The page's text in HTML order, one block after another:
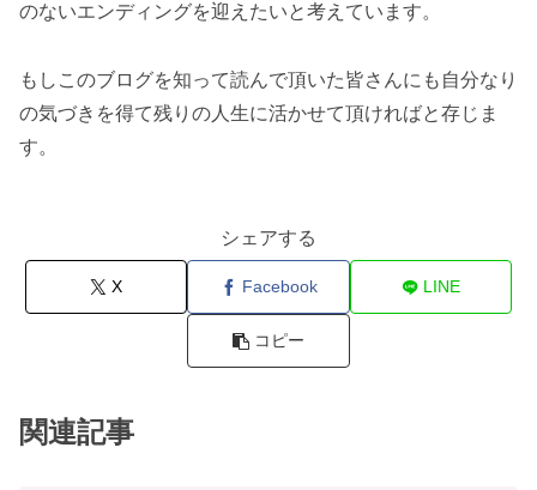
のないエンディングを迎えたいと考えています。
もしこのブログを知って読んで頂いた皆さんにも自分なり
の気づきを得て残りの人生に活かせて頂ければと存じま
す。
シェアする
X Facebook LINE
コピー
関連記事